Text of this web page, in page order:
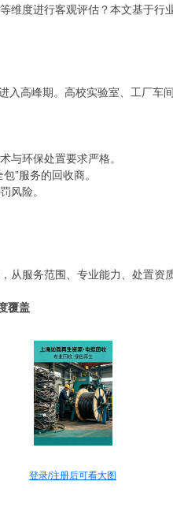
维度进行客观评估？本文基于
高峰期。高校实验室、工厂车
与环保处置要求严格。
”服务的回收商。
风险。
服务范围、专业能力、处置资
覆盖
登录/注册后可看大图